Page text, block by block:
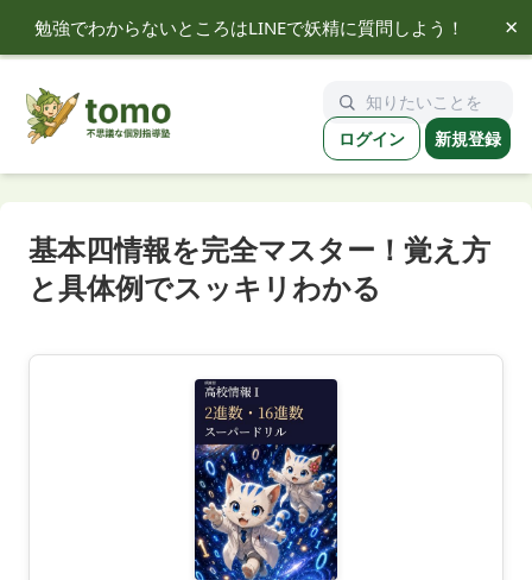
勉強でわからないところはLINEで妖精に質問しよう！ ×
tomo ログイン 新規登録
基本四情報を完全マスター！覚え方
と具体例でスッキリわかる